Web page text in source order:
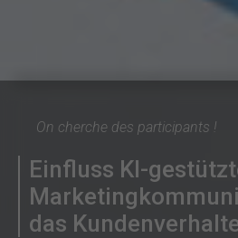
On cherche des participants !
Einfluss KI-
das